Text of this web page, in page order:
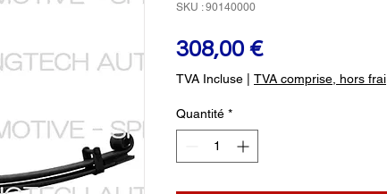
SKU : 90140000
308,00 €Prix
TVA Incluse TVA comprise, hors frai
Quantité *